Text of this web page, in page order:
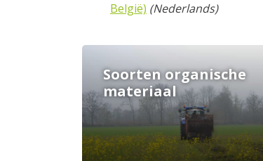
België) (Nederlands)
Soorten organische
materiaal